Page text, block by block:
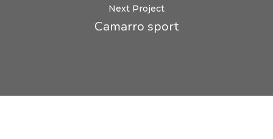
Next Project
Camarro sport